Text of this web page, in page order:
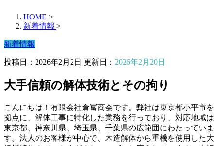
HOME >
新着情報 >
新着情報
投稿日：2026年2月2日 更新日： 2026年2月20日
大手信頼の解体技術とその拘り
こんにちは！有限会社倉冨商会です。弊社は東京都小平市を
拠点に、解体工事に特化した業務を行っており、対応地域は
東京都、神奈川県、埼玉県、千葉県の広範囲にわたっていま
す。法人のお客様が中心で、木造解体から重機を使用した大